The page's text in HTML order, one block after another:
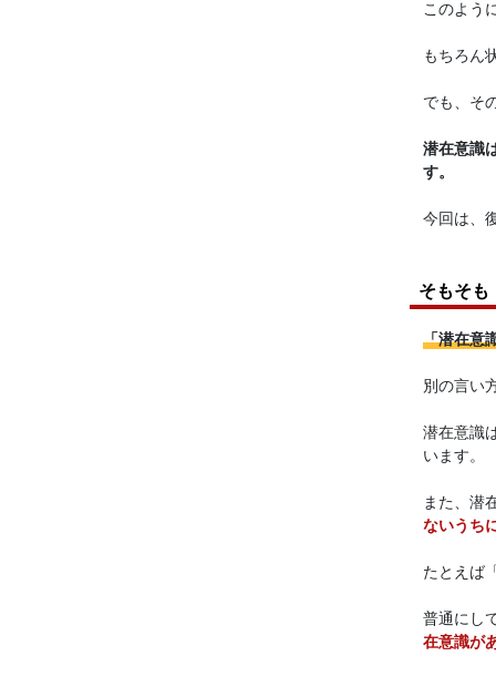
このよう
もちろん
でも、そ
潜在意識
す。
今回は、
そもそも
「潜在意
別の言い
潜在意識
います。
また、潜
ないうち
たとえば
普通にし
在意識が